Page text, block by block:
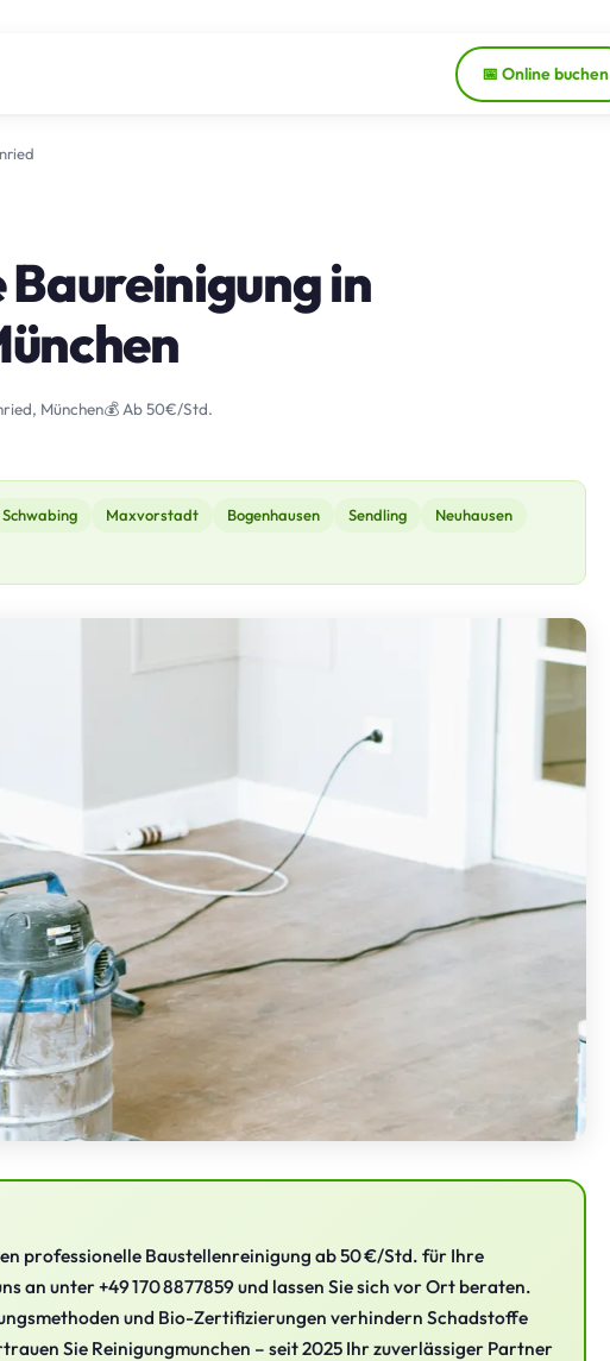
📅 Online buchen
in
München💰 Ab 50€/Std.
Schwabing Maxvorstadt Bogenhausen Sendling
Neuhausen
professionelle Baustellenreinigung ab 50 €/Std. für Ihre
an unter +49 170 8877859 und lassen Sie sich vor Ort beraten.
und Bio-Zertifizierungen verhindern Schadstoffe
Sie Reinigungmunchen – seit 2025 Ihr zuverlässiger Partner